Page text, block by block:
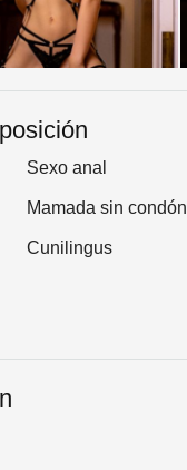
Sexo anal
Mamada sin condón
Cunilingus